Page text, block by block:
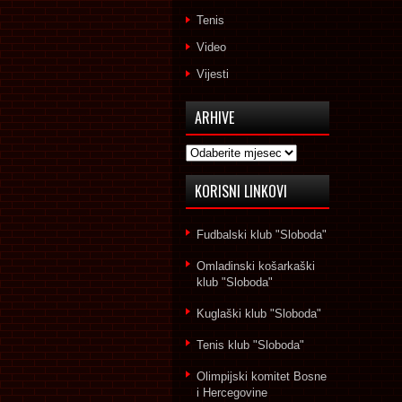
Tenis
Video
Vijesti
ARHIVE
Arhive
KORISNI LINKOVI
Fudbalski klub "Sloboda"
Omladinski košarkaški
klub "Sloboda"
Kuglaški klub "Sloboda"
Tenis klub "Sloboda"
Olimpijski komitet Bosne
i Hercegovine